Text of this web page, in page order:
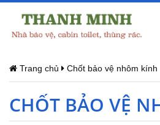
Trang chủ Chốt bảo vệ nhôm kính
CHỐT BẢO VỆ